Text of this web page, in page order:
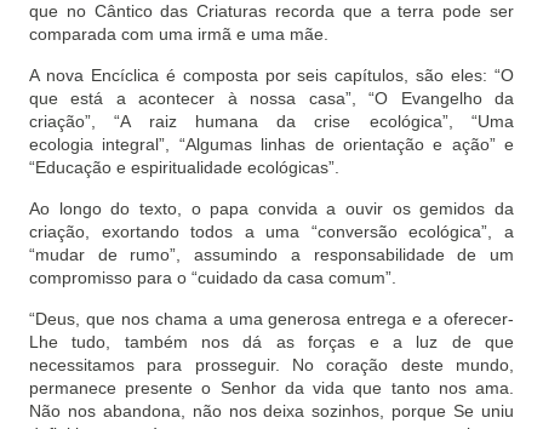
que no Cântico das Criaturas recorda que a terra pode ser
comparada com uma irmã e uma mãe.
A nova Encíclica é composta por seis capítulos, são eles: “O
que está a acontecer à nossa casa”, “O Evangelho da
criação”, “A raiz humana da crise ecológica”, “Uma
ecologia integral”, “Algumas linhas de orientação e ação” e
“Educação e espiritualidade ecológicas”.
Ao longo do texto, o papa convida a ouvir os gemidos da
criação, exortando todos a uma “conversão ecológica”, a
“mudar de rumo”, assumindo a responsabilidade de um
compromisso para o “cuidado da casa comum”.
“Deus, que nos chama a uma generosa entrega e a oferecer-
Lhe tudo, também nos dá as forças e a luz de que
necessitamos para prosseguir. No coração deste mundo,
permanece presente o Senhor da vida que tanto nos ama.
Não nos abandona, não nos deixa sozinhos, porque Se uniu